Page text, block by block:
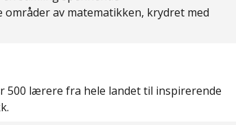
av matematikken, krydret med
500 lærere fra hele landet til inspirerende